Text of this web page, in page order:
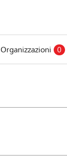
Organizzazioni 0